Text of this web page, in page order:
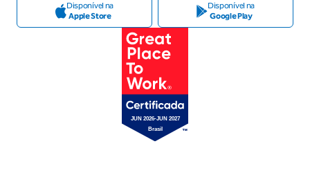
Disponível na
Apple Store
Disponível na
Google Play